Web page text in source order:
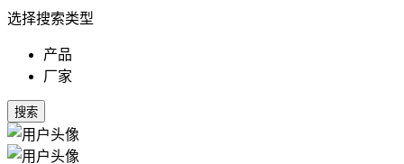
选择搜索类型
产品
厂家
搜索